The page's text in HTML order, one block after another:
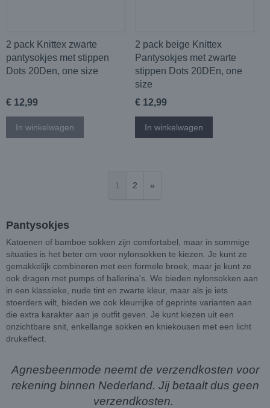
2 pack Knittex zwarte
pantysokjes met stippen
Dots 20Den, one size
€ 12,99
In winkelwagen
2 pack beige Knittex
Pantysokjes met zwarte
stippen Dots 20DEn, one
size
€ 12,99
In winkelwagen
1 2 »
Pantysokjes
Katoenen of bamboe sokken zijn comfortabel, maar in sommige
situaties is het beter om voor nylonsokken te kiezen. Je kunt ze
gemakkelijk combineren met een formele broek, maar je kunt ze
ook dragen met pumps of ballerina's. We bieden nylonsokken aan
in een klassieke, nude tint en zwarte kleur, maar als je iets
stoerders wilt, bieden we ook kleurrijke of geprinte varianten aan
die extra karakter aan je outfit geven. Je kunt kiezen uit een
onzichtbare snit, enkellange sokken en kniekousen met een licht
drukeffect.
Agnesbeenmode neemt de verzendkosten voor
rekening binnen Nederland. Jij betaalt dus geen
verzendkosten.